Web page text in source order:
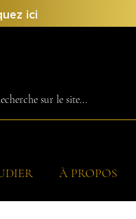
ici
À PROPOS